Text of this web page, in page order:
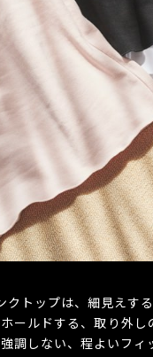
クトップは、細見えす
ールドする、取り外し
調しない、程よいフィ